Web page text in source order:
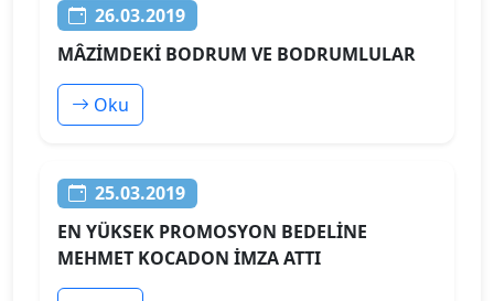
26.03.2019
MÂZİMDEKİ BODRUM VE BODRUMLULAR
Oku
25.03.2019
EN YÜKSEK PROMOSYON BEDELİNE
MEHMET KOCADON İMZA ATTI